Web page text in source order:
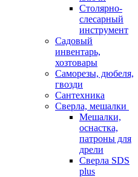
Столярно-
слесарный
инструмент
Садовый
инвентарь,
хозтовары
Саморезы, дюбеля,
гвозди
Сантехника
Сверла, мешалки
Мешалки,
оснастка,
патроны для
дрели
Сверла SDS
plus